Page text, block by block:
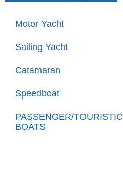
Motor Yacht
Sailing Yacht
Catamaran
Speedboat
PASSENGER/TOURISTIC
BOATS